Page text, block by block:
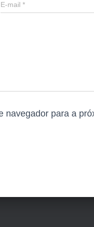
E-mail*
navegador para a